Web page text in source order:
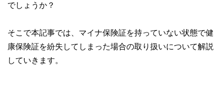
でしょうか？
そこで本記事では、マイナ保険証を持っていない状態で健
康保険証を紛失してしまった場合の取り扱いについて解説
していきます。